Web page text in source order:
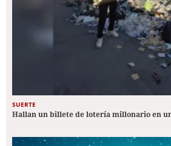
SUERTE
Hallan un billete de lotería millonario en